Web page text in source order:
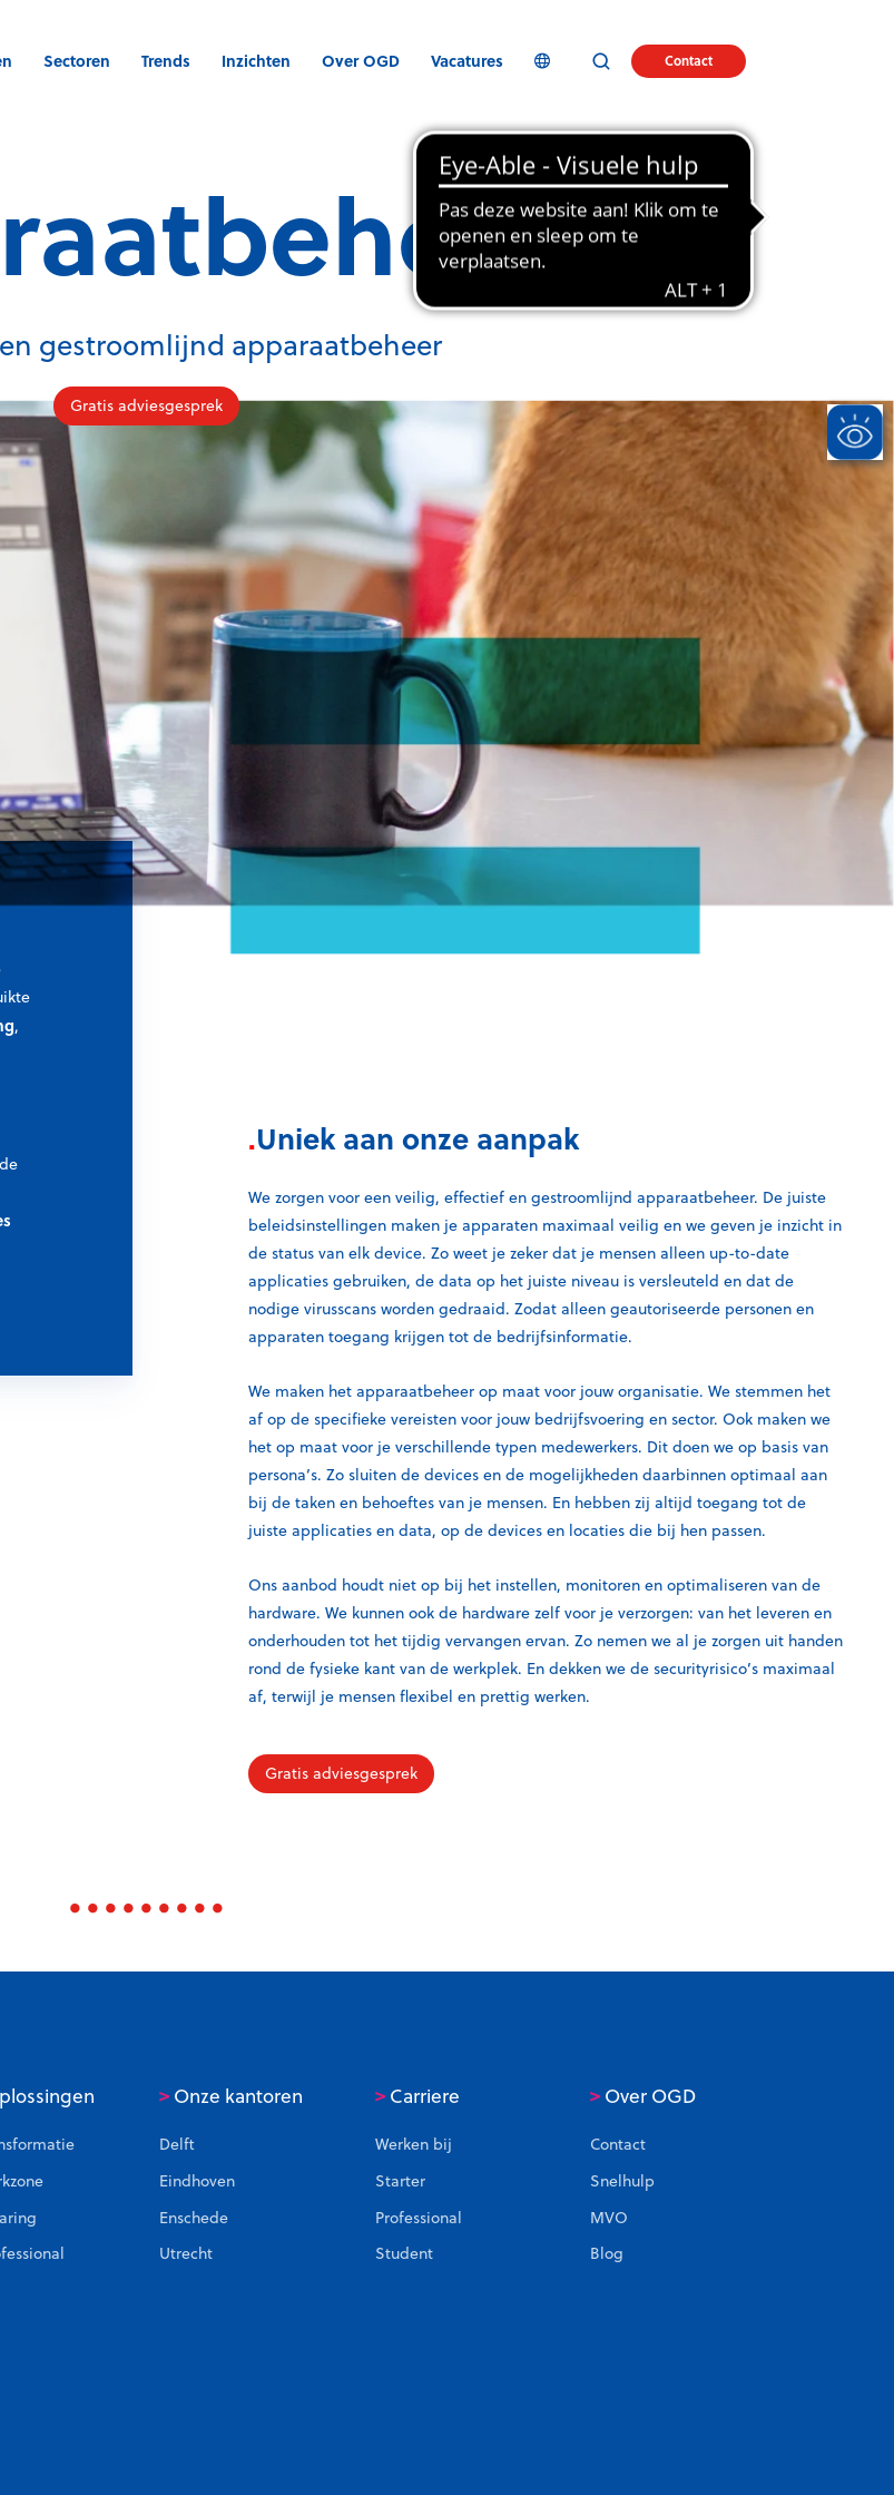
Sectoren Trends Inzichten Over OGD Vacatures Contact
gestroomlijnd apparaatbeheer
Gratis adviesgesprek
,
.Uniek aan onze aanpak
We zorgen voor een veilig, effectief en gestroomlijnd apparaatbeheer. De juiste
beleidsinstellingen maken je apparaten maximaal veilig en we geven je inzicht in
de status van elk device. Zo weet je zeker dat je mensen alleen up-to-date
applicaties gebruiken, de data op het juiste niveau is versleuteld en dat de
nodige virusscans worden gedraaid. Zodat alleen geautoriseerde personen en
apparaten toegang krijgen tot de bedrijfsinformatie.
We maken het apparaatbeheer op maat voor jouw organisatie. We stemmen het
af op de specifieke vereisten voor jouw bedrijfsvoering en sector. Ook maken we
het op maat voor je verschillende typen medewerkers. Dit doen we op basis van
persona’s. Zo sluiten de devices en de mogelijkheden daarbinnen optimaal aan
bij de taken en behoeftes van je mensen. En hebben zij altijd toegang tot de
juiste applicaties en data, op de devices en locaties die bij hen passen.
Ons aanbod houdt niet op bij het instellen, monitoren en optimaliseren van de
hardware. We kunnen ook de hardware zelf voor je verzorgen: van het leveren en
onderhouden tot het tijdig vervangen ervan. Zo nemen we al je zorgen uit handen
rond de fysieke kant van de werkplek. En dekken we de securityrisico’s maximaal
af, terwijl je mensen flexibel en prettig werken.
Gratis adviesgesprek
>Onze kantoren
Delft
Eindhoven
Enschede
Utrecht
>Carriere
Werken bij
Starter
Professional
Student
>Over OGD
Contact
Snelhulp
MVO
Blog